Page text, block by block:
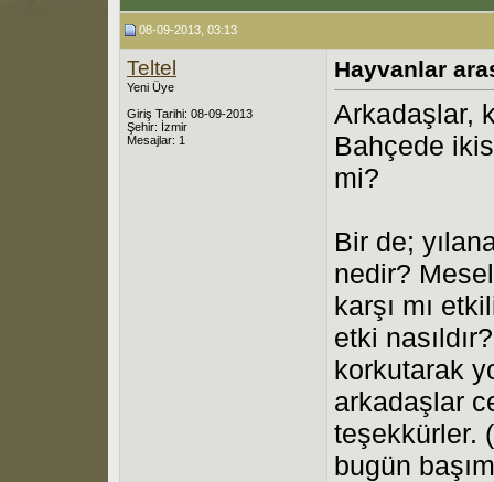
08-09-2013, 03:13
Teltel
Yeni Üye
Giriş Tarihi: 08-09-2013
Şehir: İzmir
Mesajlar: 1
Hayvanlar
Arkadaşlar,
Bahçede
mi?
Bir de;
nedir?
karşı mı
etki
korkutarak
arkadaşlar
teşekkürler.
bugün